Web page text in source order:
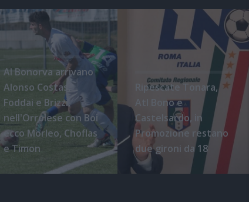
Al Bonorva arrivano
Alonso Costas,
Foddai e Brizzi,
nell'Orrolese con Boi
ecco Morleo, Choflas
e Timon
Ripescate Tonara,
Atl Bono e
Castelsardo, in
Promozione restano
due gironi da 18